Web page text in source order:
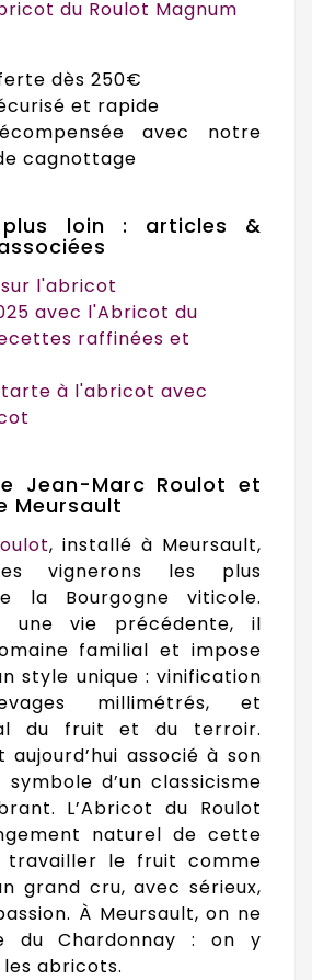
du Roulot Magnum
dès 250€
et rapide
avec notre
cagnottage
loin : articles &
l'abricot
avec l'Abricot du
raffinées et
à l'abricot avec
Jean-Marc Roulot et
Meursault
, installé à Meursault,
vignerons les plus
la Bourgogne viticole.
une vie précédente, il
familial et impose
style unique : vinification
millimétrés, et
du fruit et du terroir.
aujourd’hui associé à son
d’un classicisme
L’Abricot du Roulot
naturel de cette
travailler le fruit comme
grand cru, avec sérieux,
À Meursault, on ne
du Chardonnay : on y
les abricots.